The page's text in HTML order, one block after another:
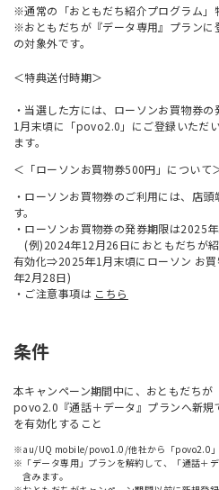
※通常の「おともだち紹介プログラム」
※おともだちが『データ専用』プランに
の対象外です。
＜特典送付時期＞
・当選した方には、ローソンお買物券
1月末頃に「povo2.0」にご登録いただ
ます。
＜「ローソンお買物券500円」について
・ローソンお買物券のご利用には、店
す。
・ローソンお買物券の発券期限は2025年
(例)2024年12月26日におともだちが
有効化⇒2025年1月末頃にローソン お
年2月28日)
・ご注意事項は こちら
条件
本キャンペーン期間中に、おともだちが
povo2.0『通話＋データ』プランへ新規
を有効化すること
※au/UQ mobile/povo1.0/他社から「povo2.0」
※「データ専用」プランを解約して、「通話＋
含みます。